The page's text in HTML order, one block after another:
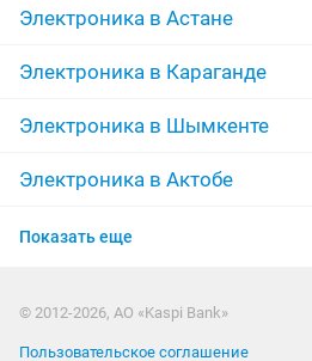
стиральная машина
беспроводные наушники
обмен ddr2 xiaomi
компьютер
Электроника в Астане
Электроника в Караганде
Электроника в Шымкенте
Электроника в Актобе
Электроника в Актау
Электроника в Таразе
Показать еще
© 2012-2026, АО «Kaspi Bank»
Пользовательское соглашение